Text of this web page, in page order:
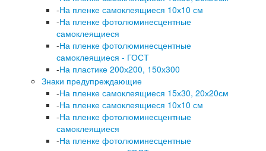
-На пленке самоклеящиеся 10х10 см
-На пленке фотолюминесцентные
самоклеящиеся
-На пленке фотолюминесцентные
самоклеящиеся - ГОСТ
-На пластике 200х200, 150х300
Знаки предупреждающие
-На пленке самоклеящиеся 15х30, 20х20см
-На пленке самоклеящиеся 10х10 см
-На пленке фотолюминесцентные
самоклеящиеся
-На пленке фотолюминесцентные